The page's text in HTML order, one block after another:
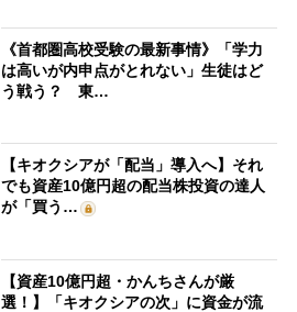
《首都圏高校受験の最新事情》「学力
は高いが内申点がとれない」生徒はど
う戦う？ 東…
【キオクシアが「配当」導入へ】それ
でも資産10億円超の配当株投資の達人
が「買う…
【資産10億円超・かんちさんが厳
選！】「キオクシアの次」に資金が流